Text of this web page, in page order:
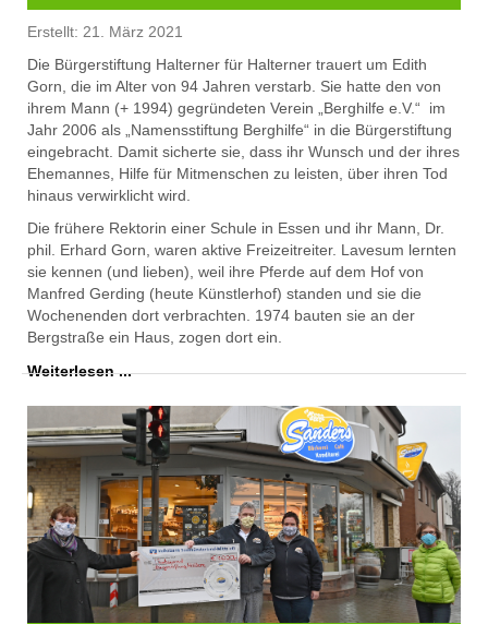
Erstellt: 21. März 2021
Die Bürgerstiftung Halterner für Halterner trauert um Edith
Gorn, die im Alter von 94 Jahren verstarb. Sie hatte den von
ihrem Mann (+ 1994) gegründeten Verein „Berghilfe e.V.“ im
Jahr 2006 als „Namensstiftung Berghilfe“ in die Bürgerstiftung
eingebracht. Damit sicherte sie, dass ihr Wunsch und der ihres
Ehemannes, Hilfe für Mitmenschen zu leisten, über ihren Tod
hinaus verwirklicht wird.
Die frühere Rektorin einer Schule in Essen und ihr Mann, Dr.
phil. Erhard Gorn, waren aktive Freizeitreiter. Lavesum lernten
sie kennen (und lieben) , weil ihre Pferde auf dem Hof von
Manfred Gerding (heute Künstlerhof) standen und sie die
Wochenenden dort verbrachten. 1974 bauten sie an der
Bergstraße ein Haus, zogen dort ein.
Weiterlesen ...